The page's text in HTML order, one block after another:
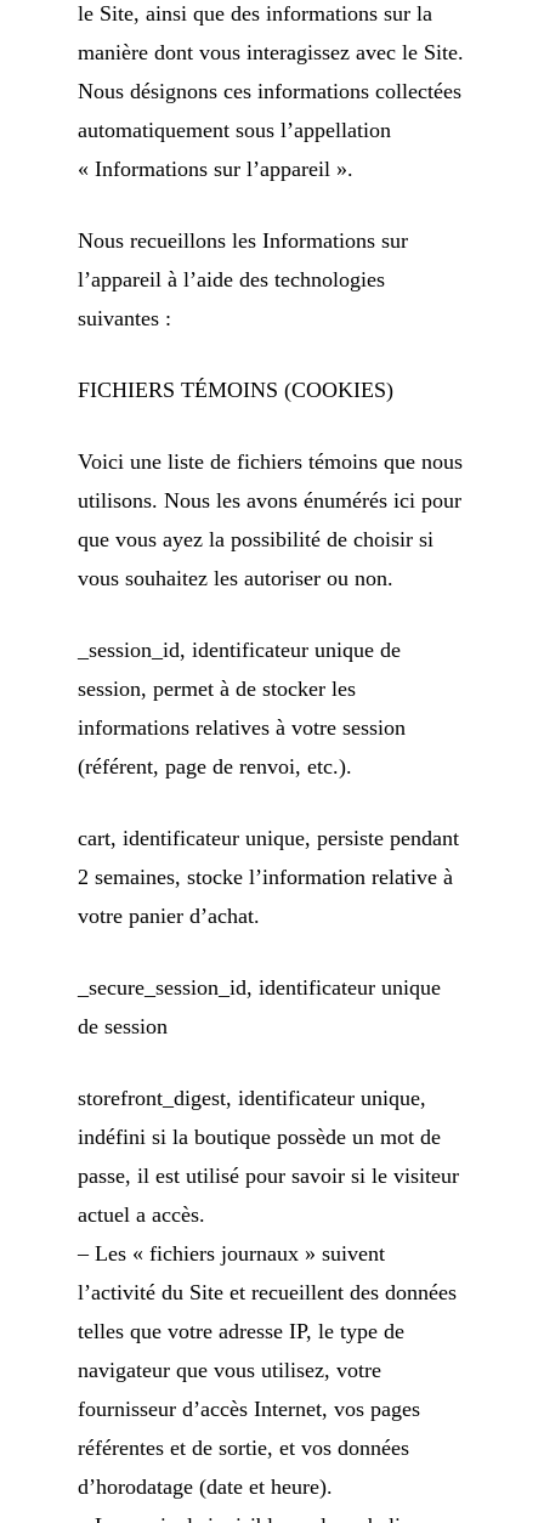
le Site, ainsi que des informations sur la
manière dont vous interagissez avec le Site.
Nous désignons ces informations collectées
automatiquement sous l’appellation
« Informations sur l’appareil ».
Nous recueillons les Informations sur
l’appareil à l’aide des technologies
suivantes :
FICHIERS TÉMOINS (COOKIES)
Voici une liste de fichiers témoins que nous
utilisons. Nous les avons énumérés ici pour
que vous ayez la possibilité de choisir si
vous souhaitez les autoriser ou non.
_session_id, identificateur unique de
session, permet à de stocker les
informations relatives à votre session
(référent, page de renvoi, etc.).
cart, identificateur unique, persiste pendant
2 semaines, stocke l’information relative à
votre panier d’achat.
_secure_session_id, identificateur unique
de session
storefront_digest, identificateur unique,
indéfini si la boutique possède un mot de
passe, il est utilisé pour savoir si le visiteur
actuel a accès.
– Les « fichiers journaux » suivent
l’activité du Site et recueillent des données
telles que votre adresse IP, le type de
navigateur que vous utilisez, votre
fournisseur d’accès Internet, vos pages
référentes et de sortie, et vos données
d’horodatage (date et heure).